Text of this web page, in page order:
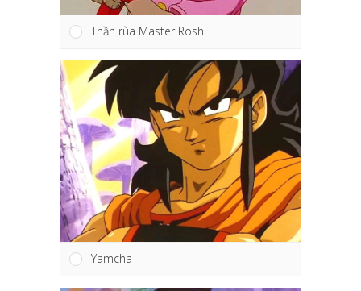
Thần rùa Master Roshi
Yamcha